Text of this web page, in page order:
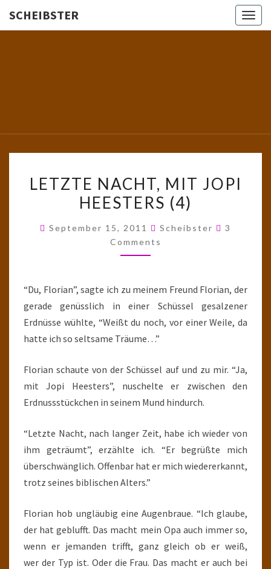
SCHEIBSTER
School!
NACHT,
MIT
(4)
LETZTE NACHT, MIT JOPI
HEESTERS (4)
September 15, 2011 Scheibster
3
Comments
“Du, Florian”, sagte ich zu meinem Freund Florian, der
gerade genüsslich in einer Schüssel gesalzener
Erdnüsse wühlte, “Weißt du noch, vor einer Weile, da
hatte ich so seltsame Träume…”
Florian schaute von der Schüssel auf und zu mir. “Ja,
mit Jopi Heesters”, nuschelte er zwischen den
Erdnussstückchen in seinem Mund hindurch.
“Letzte Nacht, nach langer Zeit, habe ich wieder von
ihm geträumt”, erzählte ich. “Er begrüßte mich
überschwänglich. Offenbar hat er mich wiedererkannt,
trotz seines biblischen Alters.”
Florian hob ungläubig eine Augenbraue. “Ich glaube,
der hat geblufft. Das macht mein Opa auch immer so,
wenn er jemanden trifft, ganz gleich ob er weiß,
wer der Typ ist. Oder die Frau. Das macht er auch bei